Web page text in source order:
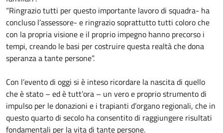
“Ringrazio tutti per questo importante lavoro di squadra- ha
concluso l’assessore- e ringrazio soprattutto tutti coloro che
con la propria visione e il proprio impegno hanno precorso i
tempi, creando le basi per costruire questa realtà che dona
speranza a tante persone”.
Con l’evento di oggi si è inteso ricordare la nascita di quello
che è stato – ed è tutt’ora – un vero e proprio strumento di
impulso per le donazioni e i trapianti d’organo regionali, che in
questo quarto di secolo ha consentito di raggiungere risultati
fondamentali per la vita di tante persone.